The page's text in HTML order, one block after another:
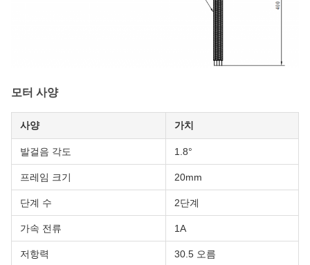
모터 사양
사양 가치
발걸음 각도 1.8°
프레임 크기 20mm
단계 수 2단계
가속 전류 1A
저항력 30.5 오름